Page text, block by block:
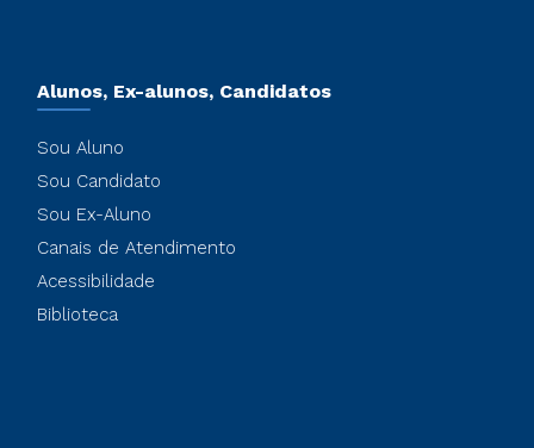
Alunos, Ex-alunos, Candidatos
Sou Aluno
Sou Candidato
Sou Ex-Aluno
Canais de Atendimento
Acessibilidade
Biblioteca